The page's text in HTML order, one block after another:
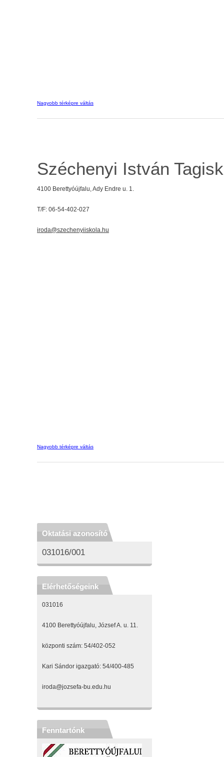
Nagyobb térképre váltás
Széchenyi István
4100 Berettyóújfalu, Ady Endre u. 1.
T/F: 06-54-402-027
iroda@szechenyiiskola.hu
Nagyobb térképre váltás
Oktatási azonosító
031016/001
Elérhetőségeink
031016
4100 Berettyóújfalu, József A. u. 11.
központi szám: 54/402-052
Kari Sándor igazgató: 54/400-485
iroda@jozsefa-bu.edu.hu
Fenntartónk